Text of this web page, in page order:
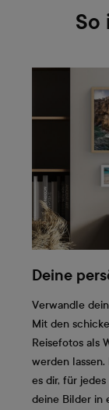
So
Deine
Verwandle
Mit den
Reisefotos als
werden
es dir, für
deine Bilder in